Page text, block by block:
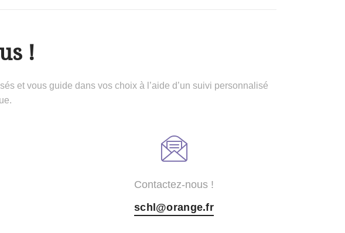
!
et vous guide dans vos choix à l’aide d’un suivi personnalisé
Contactez-nous !
schl@orange.fr